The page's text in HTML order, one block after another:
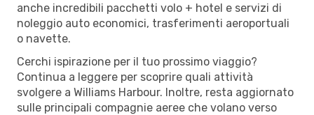
anche incredibili pacchetti volo + hotel e servizi di
noleggio auto economici, trasferimenti aeroportuali
o navette.
Cerchi ispirazione per il tuo prossimo viaggio?
Continua a leggere per scoprire quali attività
svolgere a Williams Harbour. Inoltre, resta aggiornato
sulle principali compagnie aeree che volano verso